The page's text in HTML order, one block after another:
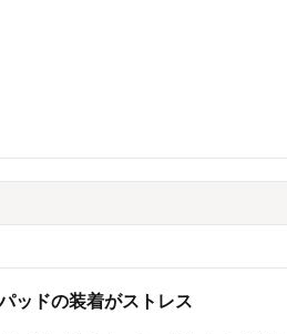
ッドの装着がストレス